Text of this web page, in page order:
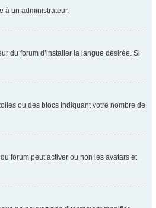
à un administrateur.
du forum d’installer la langue désirée. Si
ou des blocs indiquant votre nombre de
forum peut activer ou non les avatars et